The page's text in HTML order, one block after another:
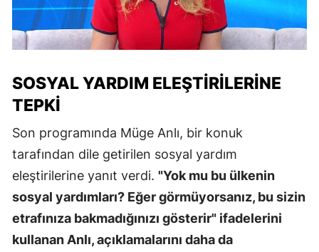
SOSYAL YARDIM ELEŞTIRILERINE
TEPKI
Son programında Müge Anlı, bir konuk
tarafından dile getirilen sosyal yardım
eleştirilerine yanıt verdi. "Yok mu bu ülkenin
sosyal yardımları? Eğer görmüyorsanız, bu sizin
etrafınıza bakmadığınızı gösterir" ifadelerini
kullanan Anlı, açıklamalarını daha da